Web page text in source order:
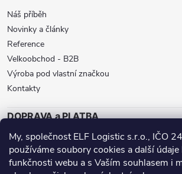
My, společnost ELF Logistic s.r.o., IČO
používáme soubory cookies a další
funkčnosti webu a s Vaším souhlasem i
Náš příběh
Novinky a články
Reference
Velkoobchod - B2B
Výroba pod vlastní značkou
Kontakty
DOPRAVA a PLATBA
ZÁSILKOVNA BALÍKOVNA GLS
DPD